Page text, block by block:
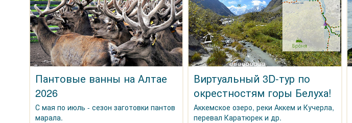
Пантовые ванны на Алтае
2026
С мая по июль - сезон заготовки пантов
марала.
Виртуальный 3D-тур по
окрестностям горы Белуха!
Аккемское озеро, реки Аккем и Кучерла,
перевал Каратюрек и др.